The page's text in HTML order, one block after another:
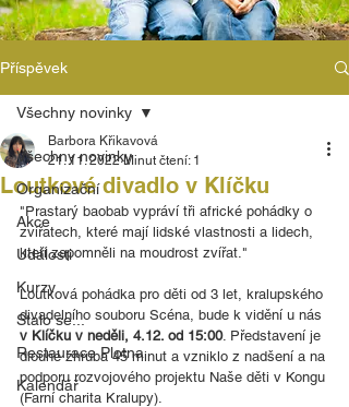
Příspěvek
Všechny novinky
Organizační
Akce
Události
Kurzy
Stalo se...
Restaurace Plotna
Kalendář
Všechny novinky
Loutkové divadlo v Klíčku
Barbora Křikavová
21. 11. 2022 Minut čtení: 1
"Prastarý baobab vypráví tři africké pohádky o
zvířatech, které mají lidské vlastnosti a lidech,
kteří zapomněli na moudrost zvířat."
Loutková pohádka pro děti od 3 let, kralupského
divadelního souboru Scéna, bude k vidění u nás
v Klíčku v neděli, 4.12. od 15:00. Představení je
dlouhé zhruba 45 minut a vzniklo z nadšení a na
podporu rozvojového projektu Naše děti v Kongu
(Farní charita Kralupy).